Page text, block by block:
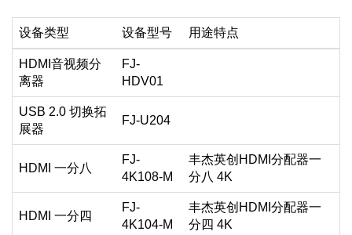
设备类型 设备型号 用途特点
HDMI音视频分
离器
FJ-
HDV01
USB 2.0 切换拓
展器
FJ-U204
HDMI 一分八
FJ-
4K108-M
丰杰英创HDMI分配器一
分八 4K
HDMI 一分四
FJ-
4K104-M
丰杰英创HDMI分配器一
分四 4K